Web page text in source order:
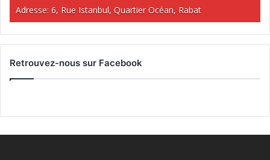
Adresse: 6, Rue Istanbul, Quartier Océan, Rabat
Retrouvez-nous sur Facebook